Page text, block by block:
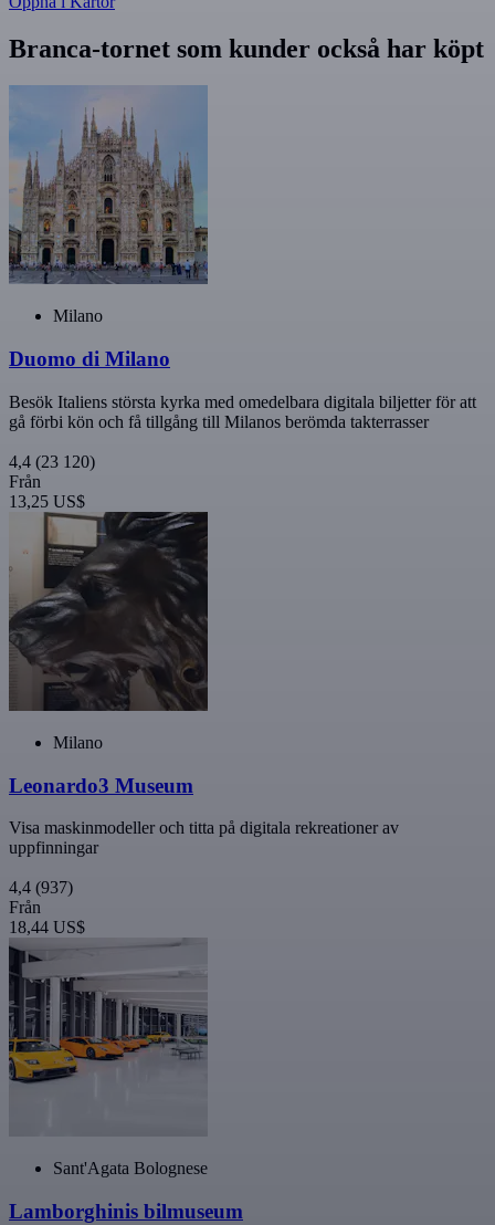
Branca-tornet som kunder också har köpt
Milano
Duomo di Milano
Besök Italiens största kyrka med omedelbara digitala biljetter för att
gå förbi kön och få tillgång till Milanos berömda takterrasser
4,4 (23 120)
Från
13,25 US$
Milano
Leonardo3 Museum
Visa maskinmodeller och titta på digitala rekreationer av
uppfinningar
4,4 (937)
Från
18,44 US$
Sant'Agata Bolognese
Lamborghinis bilmuseum